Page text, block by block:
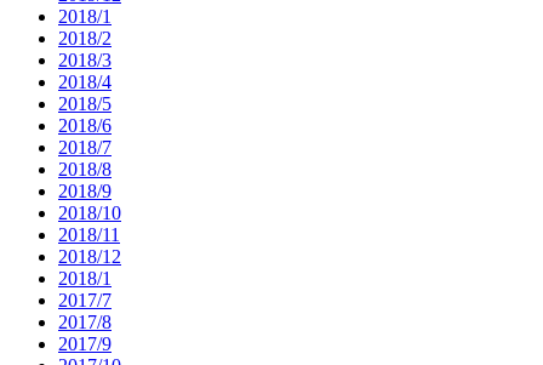
2018/1
2018/2
2018/3
2018/4
2018/5
2018/6
2018/7
2018/8
2018/9
2018/10
2018/11
2018/12
2018/1
2017/7
2017/8
2017/9